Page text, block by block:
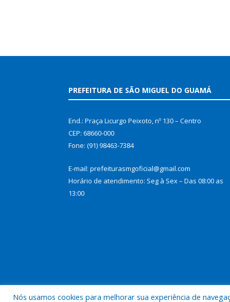
PREFEITURA DE SÃO MIGUEL DO GUAMÁ
End.: Praça Licurgo Peixoto, nº 130 – Centro
CEP: 68660-000
Fone: (91) 98463-7384
E-mail: prefeiturasmgoficial@gmail.com
Horário de atendimento: Seg à Sex – Das 08:00 as
13:00
Nós usamos cookies para melhorar sua experiência de